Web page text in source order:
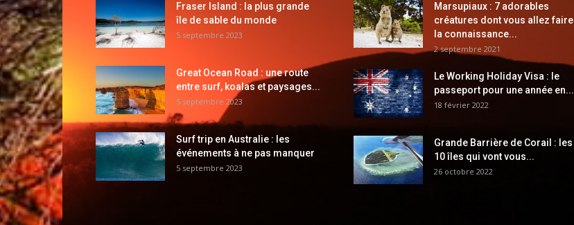
Fraser Island : la plus grande
île de sable du monde
5 septembre 2023
Great Ocean Road : une route
entre surf, koalas et paysages...
5 septembre 2023
Surf trip en Australie : les
événements à ne pas manquer
5 septembre 2023
Marsupiaux : 7 adorables
créatures dont vous allez faire
la connaissance...
2 septembre 2021
Le Working Holiday Visa : le
passeport pour une année en...
18 février 2022
Grande Barrière de Corail : les
10 îles qui vont vous...
26 octobre 2022